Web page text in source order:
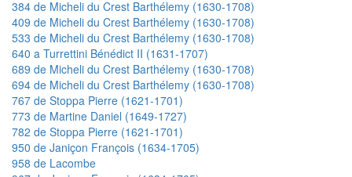
384 de Micheli du Crest Barthélemy (1630-1708)
409 de Micheli du Crest Barthélemy (1630-1708)
533 de Micheli du Crest Barthélemy (1630-1708)
640 a Turrettini Bénédict II (1631-1707)
689 de Micheli du Crest Barthélemy (1630-1708)
694 de Micheli du Crest Barthélemy (1630-1708)
767 de Stoppa Pierre (1621-1701)
773 de Martine Daniel (1649-1727)
782 de Stoppa Pierre (1621-1701)
950 de Janiçon François (1634-1705)
958 de Lacombe